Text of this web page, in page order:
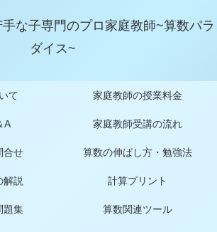
な子専門のプロ家庭教師~算数パラ
ダイス~
て 家庭教師の授業料金
A 家庭教師受講の流れ
合せ 算数の伸ばし方・勉強法
解説 計算プリント
題集 算数関連ツール